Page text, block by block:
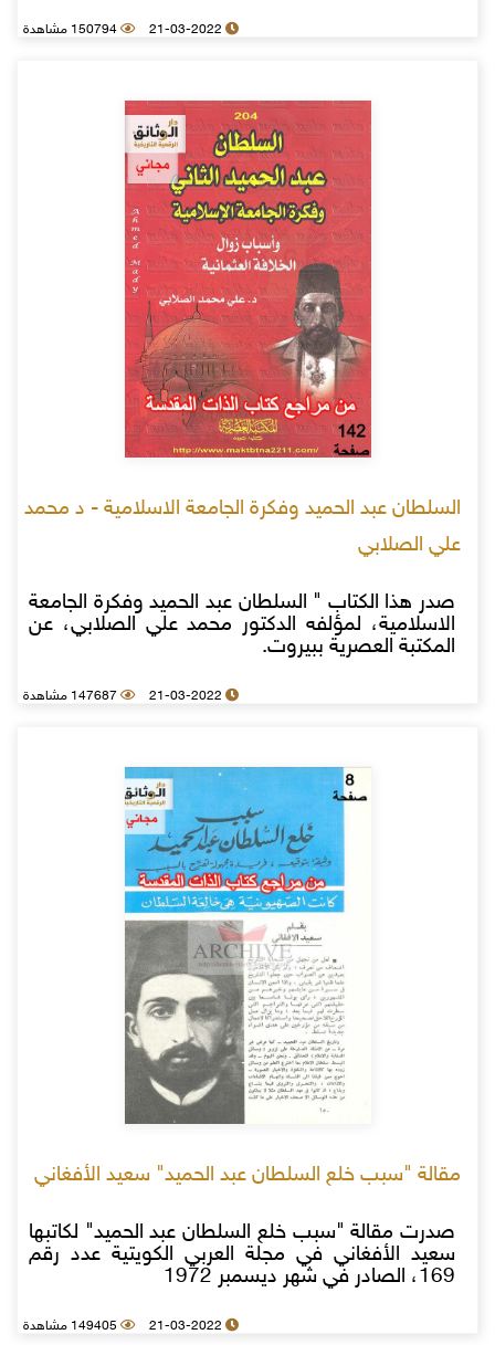
21-03-2022 150794 مشاهدة
السلطان عبد الحميد وفكرة الجامعة الاسلامية - د محمد
علي الصلابي
صدر هذا الكتاب " السلطان عبد الحميد وفكرة الجامعة
الاسلامية، لمؤلفه الدكتور محمد علي الصلابي، عن
المكتبة العصرية ببيروت.
21-03-2022 147687 مشاهدة
مقالة "سبب خلع السلطان عبد الحميد" سعيد الأفغاني
صدرت مقالة "سبب خلع السلطان عبد الحميد" لكاتبها
سعيد الأفغاني في مجلة العربي الكويتية عدد رقم
169، الصادر في شهر ديسمبر 1972
21-03-2022 149405 مشاهدة